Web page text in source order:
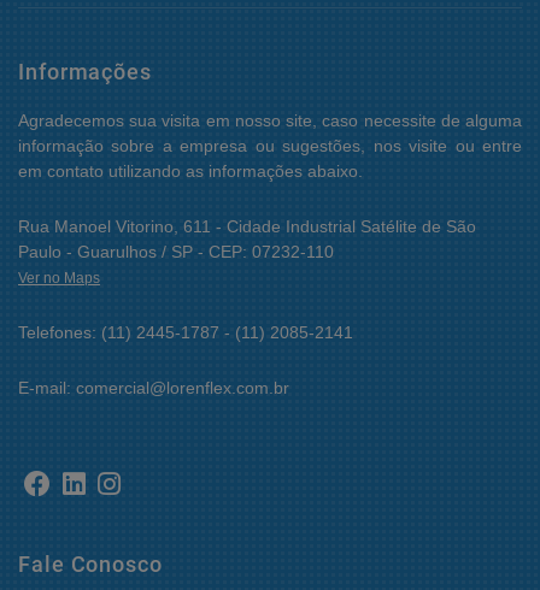
Informações
Agradecemos sua visita em nosso site, caso necessite de alguma
informação sobre a empresa ou sugestões, nos visite ou entre
em contato utilizando as informações abaixo.
Rua Manoel Vitorino, 611 - Cidade Industrial Satélite de São
Paulo - Guarulhos / SP - CEP: 07232-110
Ver no Maps
Telefones: (11) 2445-1787 - (11) 2085-2141
E-mail: comercial@lorenflex.com.br
Fale Conosco